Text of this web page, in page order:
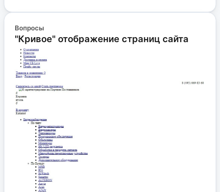
Вопросы
"Кривое" отображение страниц сайта